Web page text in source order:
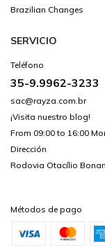
Brazilian Changes
SERVICIO
Teléfono
35-9.9962-3233
sac@rayza.com.br
¡Visita nuestro blog!
From 09:00 to 16:00
Dirección
Rodovia Otacílio
Métodos de pago